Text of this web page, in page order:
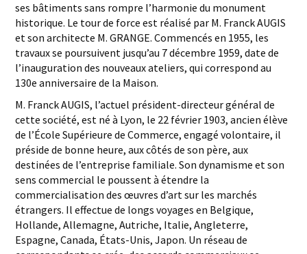
ses bâtiments sans rompre l’harmonie du monument
historique. Le tour de force est réalisé par M. Franck AUGIS
et son architecte M. GRANGE. Commencés en 1955, les
travaux se poursuivent jusqu’au 7 décembre 1959, date de
l’inauguration des nouveaux ateliers, qui correspond au
130e anniversaire de la Maison.
M. Franck AUGIS, l’actuel président-directeur général de
cette société, est né à Lyon, le 22 février 1903, ancien élève
de l’École Supérieure de Commerce, engagé volontaire, il
préside de bonne heure, aux côtés de son père, aux
destinées de l’entreprise familiale. Son dynamisme et son
sens commercial le poussent à étendre la
commercialisation des œuvres d’art sur les marchés
étrangers. Il effectue de longs voyages en Belgique,
Hollande, Allemagne, Autriche, Italie, Angleterre,
Espagne, Canada, États-Unis, Japon. Un réseau de